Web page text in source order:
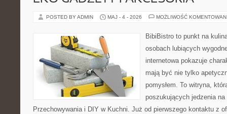
POSTED BY ADMIN MAJ - 4 - 2026 MOŻLIWOŚĆ
BibiBistro to punkt na
osobach lubiących
internetowa pokazuje
mają być nie tylko
pomysłem. To witryna,
poszukujących jedzenia
Przechowywania i DIY w Kuchni. Już od pierwszego kontaktu z